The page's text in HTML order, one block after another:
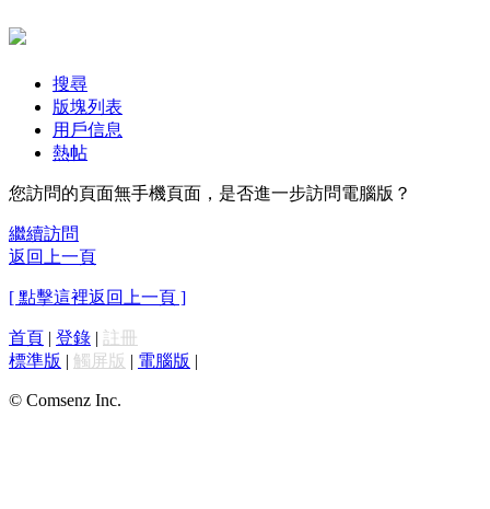
搜尋
版塊列表
用戶信息
熱帖
您訪問的頁面無手機頁面，是否進一步訪問電腦版？
繼續訪問
返回上一頁
[ 點擊這裡返回上一頁 ]
首頁 | 登錄 | 註冊
標準版 | 觸屏版 | 電腦版 |
© Comsenz Inc.